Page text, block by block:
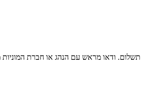
ודאו מראש עם הנהג או חברת